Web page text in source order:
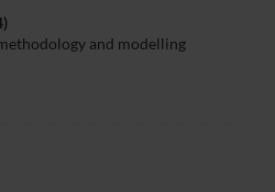
and modelling